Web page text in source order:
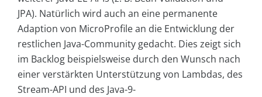
JPA). Natürlich wird auch an eine permanente
Adaption von MicroProfile an die Entwicklung der
restlichen Java-Community gedacht. Dies zeigt sich
im Backlog beispielsweise durch den Wunsch nach
einer verstärkten Unterstützung von Lambdas, des
Stream-API und des Java-9-